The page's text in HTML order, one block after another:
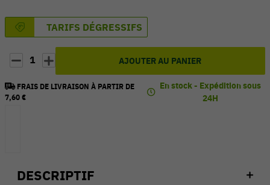
DESCRIPTIF
TARIFS DÉGRESSIFS
1 AJOUTER AU PANIER
FRAIS DE LIVRAISON À PARTIR DE
7,60 €
En stock - Expédition sous
24H